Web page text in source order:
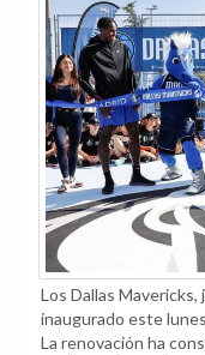
Los Dallas
inaugurado este
La renovación ha